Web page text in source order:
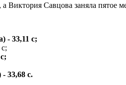
Виктория Савцова заняла пятое
- 33,11 с;
33,68 с.